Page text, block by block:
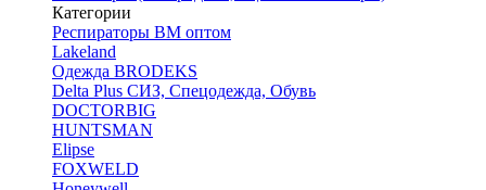
Категории
Респираторы ВМ оптом
Lakeland
Одежда BRODEKS
Delta Plus СИЗ, Спецодежда, Обувь
DOCTORBIG
HUNTSMAN
Elipse
FOXWELD